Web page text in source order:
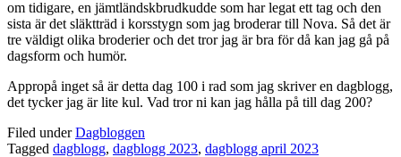
om tidigare, en jämtländskbrudkudde som har legat ett tag och den
sista är det släktträd i korsstygn som jag broderar till Nova. Så det är
tre väldigt olika broderier och det tror jag är bra för då kan jag gå på
dagsform och humör.
Appropå inget så är detta dag 100 i rad som jag skriver en dagblogg,
det tycker jag är lite kul. Vad tror ni kan jag hålla på till dag 200?
Filed underDagbloggen
Tagged dagblogg, dagblogg 2023, dagblogg april 2023